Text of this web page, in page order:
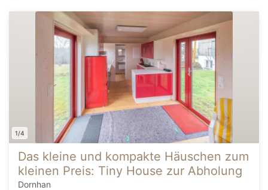
1/4
Das kleine und kompakte Häuschen zum
kleinen Preis: Tiny House zur Abholung
Dornhan